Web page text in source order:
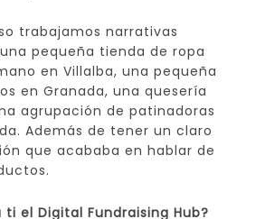
trabajamos narrativas
pequeña tienda de ropa
en Villalba, una pequeña
en Granada, una quesería
agrupación de patinadoras
Además de tener un claro
que acababa en hablar de
ti el Digital Fundraising Hub?